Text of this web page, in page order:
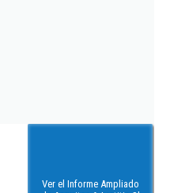
Ver el Informe Ampliado